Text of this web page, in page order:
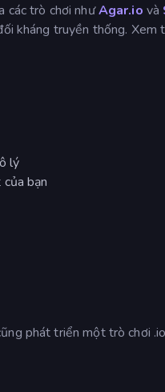
các trò chơi nhưAgar.io và
kháng truyền thống. Xem
lý
bạn
phát triển một trò chơi